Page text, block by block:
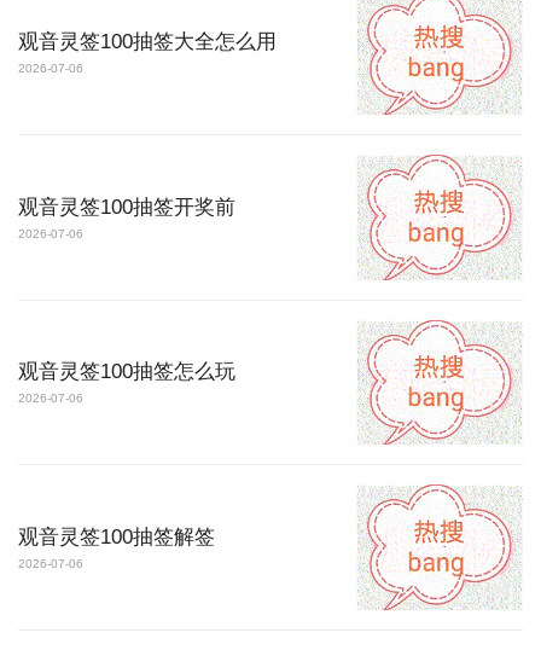
观音灵签100抽签大全怎么用
2026-07-06
观音灵签100抽签开奖前
2026-07-06
观音灵签100抽签怎么玩
2026-07-06
观音灵签100抽签解签
2026-07-06